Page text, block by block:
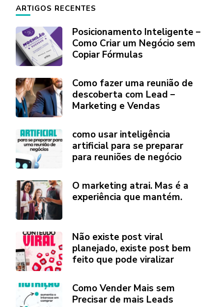
ARTIGOS RECENTES
Posicionamento Inteligente –
Como Criar um Negócio sem
Copiar Fórmulas
Como fazer uma reunião de
descoberta com Lead –
Marketing e Vendas
como usar inteligência
artificial para se preparar
para reuniões de negócio
O marketing atrai. Mas é a
experiência que mantém.
Não existe post viral
planejado, existe post bem
feito que pode viralizar
Como Vender Mais sem
Precisar de mais Leads